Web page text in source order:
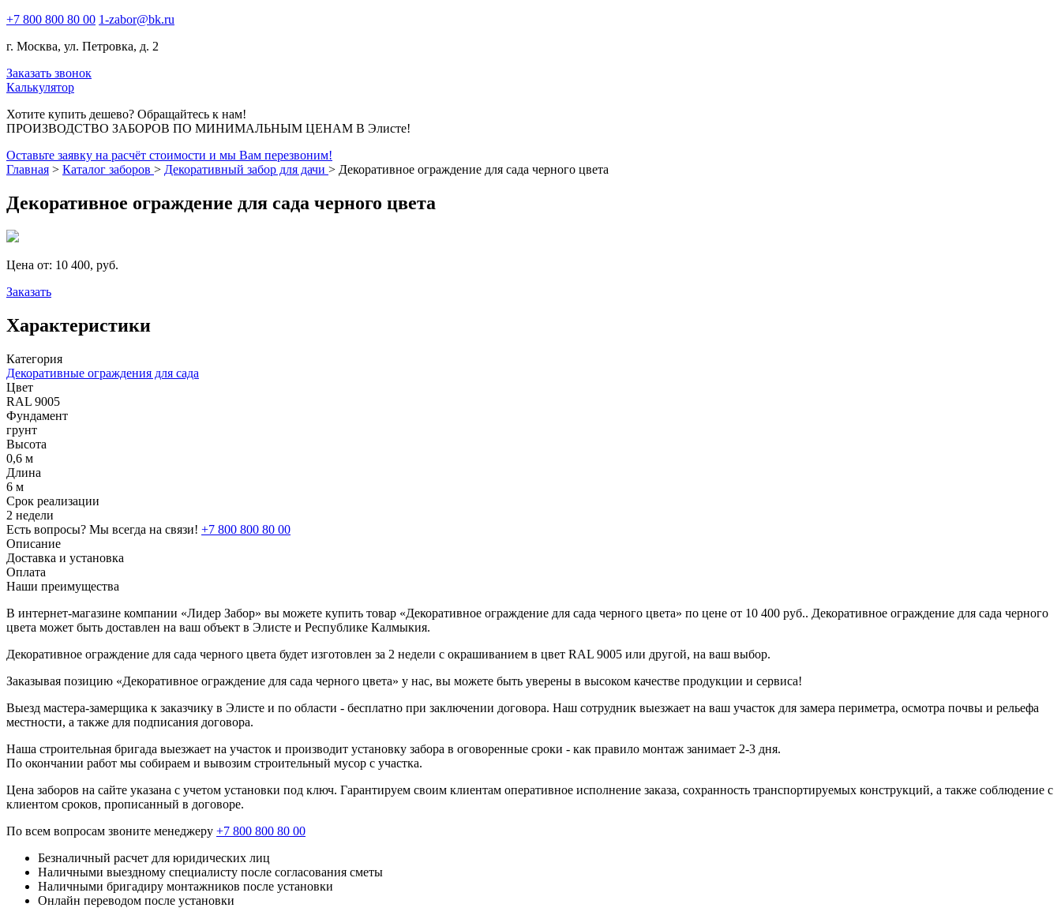
+7 800 800 80 00 1-zabor@bk.ru
г. Москва, ул. Петровка, д. 2
Заказать звонок
Калькулятор
Хотите купить дешево? Обращайтесь к нам!
ПРОИЗВОДСТВО ЗАБОРОВ ПО МИНИМАЛЬНЫМ ЦЕНАМ В Элисте!
Оставьте заявку на расчёт стоимости и мы Вам перезвоним!
Главная > Каталог заборов > Декоративный забор для дачи > Декоративное ограждение для сада черного цвета
Декоративное ограждение для сада черного цвета
Цена от: 10 400, руб.
Заказать
Характеристики
Категория
Декоративные ограждения для сада
Цвет
RAL 9005
Фундамент
грунт
Высота
0,6 м
Длина
6 м
Срок реализации
2 недели
Есть вопросы? Мы всегда на связи! +7 800 800 80 00
Описание
Доставка и установка
Оплата
Наши преимущества
В интернет-магазине компании «Лидер Забор» вы можете купить товар «Декоративное ограждение для сада черного цвета» по цене от 10 400 руб.. Декоративное ограждение для сада черного
цвета может быть доставлен на ваш объект в Элисте и Республике Калмыкия.
Декоративное ограждение для сада черного цвета будет изготовлен за 2 недели с окрашиванием в цвет RAL 9005 или другой, на ваш выбор.
Заказывая позицию «Декоративное ограждение для сада черного цвета» у нас, вы можете быть уверены в высоком качестве продукции и сервиса!
Выезд мастера-замерщика к заказчику в Элисте и по области - бесплатно при заключении договора. Наш сотрудник выезжает на ваш участок для замера периметра, осмотра почвы и рельефа
местности, а также для подписания договора.
Наша строительная бригада выезжает на участок и производит установку забора в оговоренные сроки - как правило монтаж занимает 2-3 дня.
По окончании работ мы собираем и вывозим строительный мусор с участка.
Цена заборов на сайте указана с учетом установки под ключ. Гарантируем своим клиентам оперативное исполнение заказа, сохранность транспортируемых конструкций, а также соблюдение с
клиентом сроков, прописанный в договоре.
По всем вопросам звоните менеджеру +7 800 800 80 00
Безналичный расчет для юридических лиц
Наличными выездному специалисту после согласования сметы
Наличными бригадиру монтажников после установки
Онлайн переводом после установки